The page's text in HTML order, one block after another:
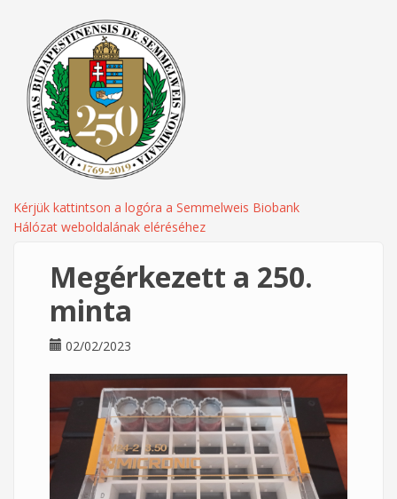
Kérjük kattintson a logóra a Semmelweis Biobank
Hálózat weboldalának eléréséhez
Megérkezett a 250.
minta
02/02/2023